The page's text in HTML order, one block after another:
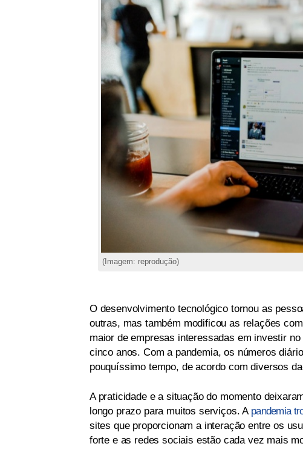
(Imagem: reprodução)
O desenvolvimento tecnológico tornou as
outras, mas também modificou as relações
maior de empresas interessadas em investir
cinco anos. Com a pandemia, os números
pouquíssimo tempo, de acordo com diversos
A praticidade e a situação do momento
longo prazo para muitos serviços. A pandemia
sites que proporcionam a interação entre os
forte e as redes sociais estão cada vez mais